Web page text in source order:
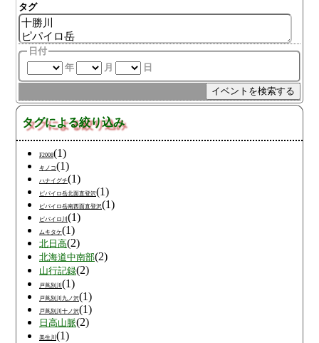
タグ
日付
年
月 日
タグによる絞り込み
F2008(1)
キノコ(1)
ハナイグチ(1)
ピパイロ岳北面直登沢(1)
ピパイロ岳南西面直登沢(1)
ピパイロ川 (1)
ムキタケ(1)
北日高(2)
北海道中南部(2)
山行記録(2)
戸蔦別川 (1)
戸蔦別川九ノ沢(1)
戸蔦別川十ノ沢(1)
日高山脈(2)
美生川 (1)